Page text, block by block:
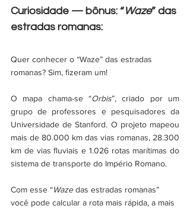
Curiosidade — bônus: “Waze” das
estradas romanas:
Quer conhecer o “Waze” das estradas
romanas? Sim, fizeram um!
O mapa chama-se “Orbis”, criado por um
grupo de professores e pesquisadores da
Universidade de Stanford. O projeto mapeou
mais de 80.000 km das vias romanas, 28.300
km de vias fluviais e 1.026 rotas marítimas do
sistema de transporte do Império Romano.
Com esse “Waze das estradas romanas”
você pode calcular a rota mais rápida, a mais